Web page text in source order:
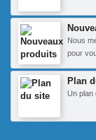
Nous
pour
Plan
Un plan